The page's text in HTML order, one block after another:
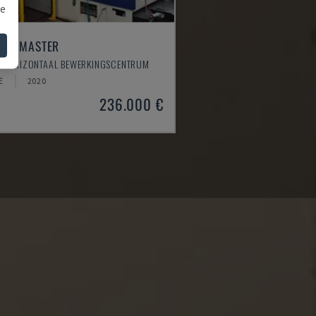
MASTER
HORIZONTAAL BEWERKINGSCENTRUM
2020
236.000 €